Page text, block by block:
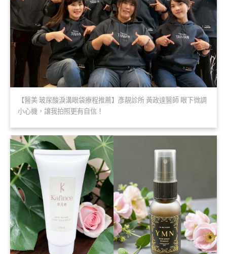
【醫美 玻尿酸淚溝眼袋療程推薦】彥靚診所 黃政達醫師 眼下微調
小心機，讓我拍照更有自信！